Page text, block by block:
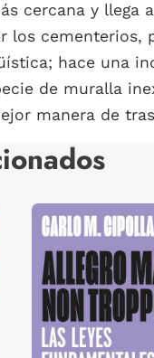
cercana y
los cementerios,
hace una
de muralla
manera de